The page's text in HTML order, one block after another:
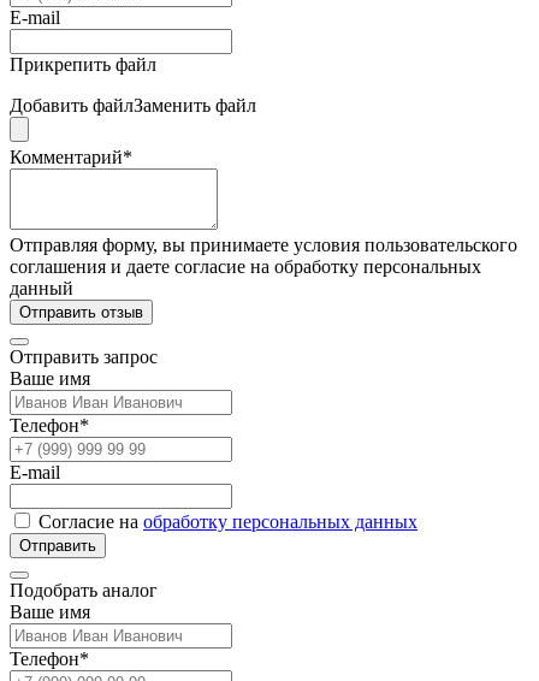
E-mail
Прикрепить файл
Добавить файлЗаменить файл
Комментарий*
Отправляя форму, вы принимаете условия пользовательского
соглашения и даете согласие на обработку персональных
данный
Отправить отзыв
Отправить запрос
Ваше имя
Телефон*
E-mail
Согласие на обработку персональных данных
Отправить
Подобрать аналог
Ваше имя
Телефон*